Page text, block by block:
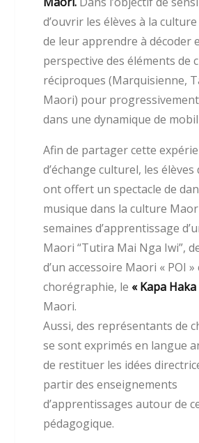
d’ouvrir les élèves à la
de leur apprendre à décoder
perspective des éléments de
réciproques (Marquisienne,
Maori) pour
dans une dynamique de
Afin de partager cette
d’échange culturel, les élèves
ont offert un spectacle de
musique dans la culture
semaines d’apprentissage
Maori “Tutira Mai Nga Iwi”,
d’un accessoire Maori « POI »
chorégraphie, le « Kapa Haka
Maori.
Aussi, des représentants de
se sont exprimés en langue
de restituer les idées
partir des enseignements
d’apprentissages autour de
pédagogique.